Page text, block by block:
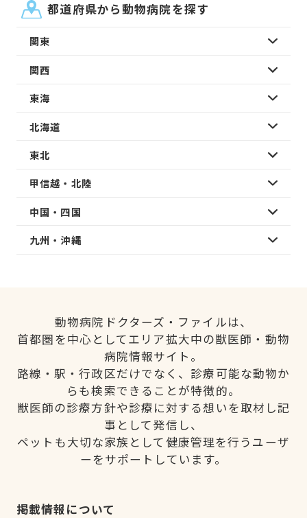
都道府県から動物病院を探す
関東
関西
東海
北海道
東北
甲信越・北陸
中国・四国
九州・沖縄
動物病院ドクターズ・ファイルは、
首都圏を中心としてエリア拡大中の獣医師・動物
病院情報サイト。
路線・駅・行政区だけでなく、診療可能な動物か
らも検索できることが特徴的。
獣医師の診療方針や診療に対する想いを取材し記
事として発信し、
ペットも大切な家族として健康管理を行うユーザ
ーをサポートしています。
掲載情報について